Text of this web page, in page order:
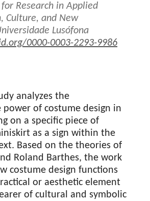
for Research in Applied
Culture, and New
Lusófona
0000-0003-2293-9986
analyzes the
power of costume design in
on a specific piece of
as a sign within the
Based on the theories of
Roland Barthes, the work
costume design functions
or aesthetic element
of cultural and symbolic